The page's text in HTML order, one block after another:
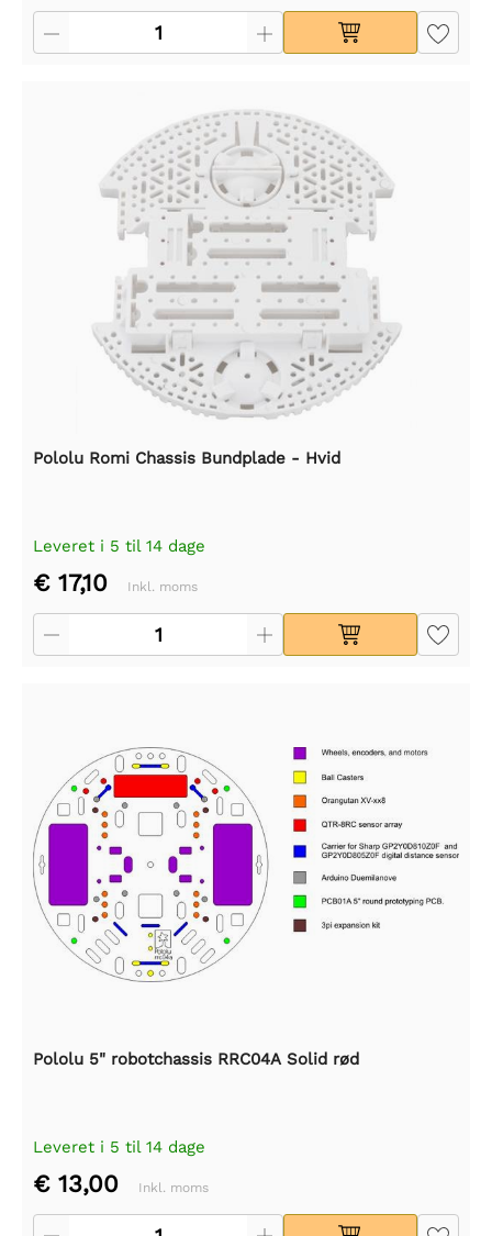
Pololu Romi Chassis Bundplade - Hvid
Leveret i 5 til 14 dage
€ 17,10 Inkl. moms
Pololu 5" robotchassis RRC04A Solid rød
Leveret i 5 til 14 dage
€ 13,00 Inkl. moms